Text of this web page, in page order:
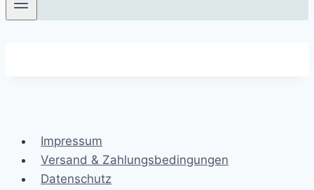
Impressum
Versand & Zahlungsbedingungen
Datenschutz